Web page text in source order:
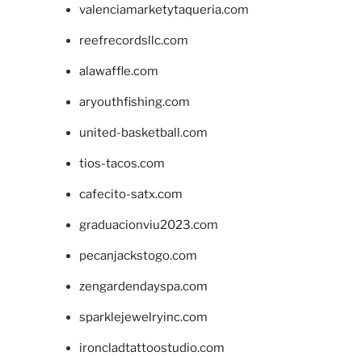
valenciamarketytaqueria.com
reefrecordsllc.com
alawaffle.com
aryouthfishing.com
united-basketball.com
tios-tacos.com
cafecito-satx.com
graduacionviu2023.com
pecanjackstogo.com
zengardendayspa.com
sparklejewelryinc.com
ironcladtattoostudio.com